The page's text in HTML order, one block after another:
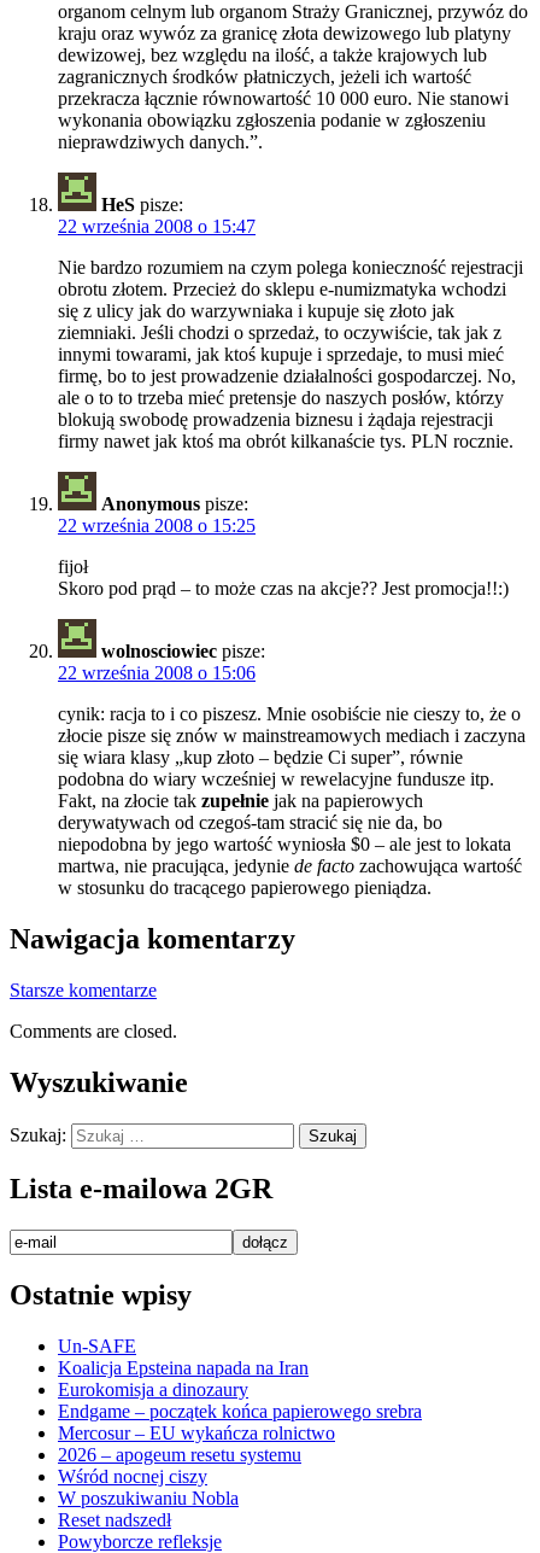
organom celnym lub organom Straży Granicznej, przywóz do
kraju oraz wywóz za granicę złota dewizowego lub platyny
dewizowej, bez względu na ilość, a także krajowych lub
zagranicznych środków płatniczych, jeżeli ich wartość
przekracza łącznie równowartość 10 000 euro. Nie stanowi
wykonania obowiązku zgłoszenia podanie w zgłoszeniu
nieprawdziwych danych.”.
HeS pisze:
22 września 2008 o 15:47
Nie bardzo rozumiem na czym polega konieczność rejestracji
obrotu złotem. Przecież do sklepu e-numizmatyka wchodzi
się z ulicy jak do warzywniaka i kupuje się złoto jak
ziemniaki. Jeśli chodzi o sprzedaż, to oczywiście, tak jak z
innymi towarami, jak ktoś kupuje i sprzedaje, to musi mieć
firmę, bo to jest prowadzenie działalności gospodarczej. No,
ale o to to trzeba mieć pretensje do naszych posłów, którzy
blokują swobodę prowadzenia biznesu i żądaja rejestracji
firmy nawet jak ktoś ma obrót kilkanaście tys. PLN rocznie.
Anonymous pisze:
22 września 2008 o 15:25
fijoł
Skoro pod prąd – to może czas na akcje?? Jest promocja!!:)
wolnosciowiec pisze:
22 września 2008 o 15:06
cynik: racja to i co piszesz. Mnie osobiście nie cieszy to, że o
złocie pisze się znów w mainstreamowych mediach i zaczyna
się wiara klasy „kup złoto – będzie Ci super”, równie
podobna do wiary wcześniej w rewelacyjne fundusze itp.
Fakt, na złocie tak zupełnie jak na papierowych
derywatywach od czegoś-tam stracić się nie da, bo
niepodobna by jego wartość wyniosła $0 – ale jest to lokata
martwa, nie pracująca, jedynie de facto zachowująca wartość
w stosunku do tracącego papierowego pieniądza.
Nawigacja komentarzy
Starsze komentarze
Comments are closed.
Wyszukiwanie
Szukaj:
Lista e-mailowa 2GR
Ostatnie wpisy
Un-SAFE
Koalicja Epsteina napada na Iran
Eurokomisja a dinozaury
Endgame – początek końca papierowego srebra
Mercosur – EU wykańcza rolnictwo
2026 – apogeum resetu systemu
Wśród nocnej ciszy
W poszukiwaniu Nobla
Reset nadszedł
Powyborcze refleksje